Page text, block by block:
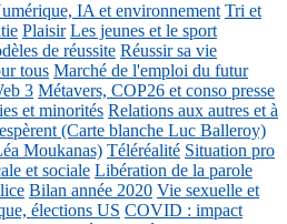
IA et environnement Tri et
Plaisir Les jeunes et le sport
de réussite Réussir sa vie
tous Marché de l'emploi du futur
3 Métavers, COP26 et conso presse
et minorités Relations aux autres et à
(Carte blanche Luc Balleroy)
Moukanas) Téléréalité Situation pro
et sociale Libération de la parole
Bilan année 2020 Vie sexuelle et
élections US COVID : impact